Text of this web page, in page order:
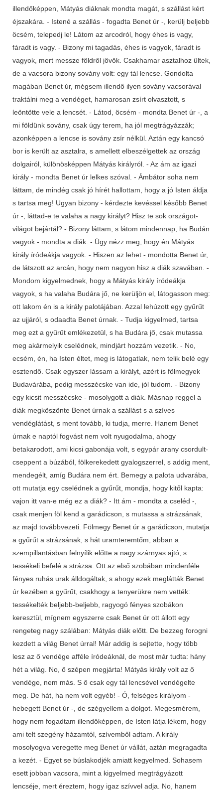
illendőképpen, Mátyás diáknak mondta magát, s szállást kért
éjszakára. - Istené a szállás - fogadta Benet úr -, kerülj beljebb
öcsém, telepedj le! Látom az arcodról, hogy éhes is vagy,
fáradt is vagy. - Bizony mi tagadás, éhes is vagyok, fáradt is
vagyok, mert messze földről jövök. Csakhamar asztalhoz ültek,
de a vacsora bizony sovány volt: egy tál lencse. Gondolta
magában Benet úr, mégsem illendő ilyen sovány vacsorával
traktálni meg a vendéget, hamarosan zsírt olvasztott, s
leöntötte vele a lencsét. - Látod, öcsém - mondta Benet úr -, a
mi földünk sovány, csak úgy terem, ha jól megtrágyázzák;
azonképpen a lencse is sovány zsír nélkül. Aztán egy kancsó
bor is került az asztalra, s amellett elbeszélgettek az ország
dolgairól, különösképpen Mátyás királyról. - Az ám az igazi
király - mondta Benet úr lelkes szóval. - Ámbátor soha nem
láttam, de mindég csak jó hírét hallottam, hogy a jó Isten áldja
s tartsa meg! Ugyan bizony - kérdezte kevéssel később Benet
úr -, láttad-e te valaha a nagy királyt? Hisz te sok országot-
világot bejártál? - Bizony láttam, s látom mindennap, ha Budán
vagyok - mondta a diák. - Úgy nézz meg, hogy én Mátyás
király íródeákja vagyok. - Hiszen az lehet - mondotta Benet úr,
de látszott az arcán, hogy nem nagyon hisz a diák szavában. -
Mondom kigyelmednek, hogy a Mátyás király íródeákja
vagyok, s ha valaha Budára jő, ne kerüljön el, látogasson meg:
ott lakom én is a király palotájában. Azzal lehúzott egy gyűrűt
az ujjáról, s odaadta Benet úrnak. - Tudja kigyelmed, tartsa
meg ezt a gyűrűt emlékezetül, s ha Budára jő, csak mutassa
meg akármelyik cselédnek, mindjárt hozzám vezetik. - No,
ecsém, én, ha Isten éltet, meg is látogatlak, nem telik belé egy
esztendő. Csak egyszer lássam a királyt, azért is fölmegyek
Budavárába, pedig messzécske van ide, jól tudom. - Bizony
egy kicsit messzécske - mosolygott a diák. Másnap reggel a
diák megköszönte Benet úrnak a szállást s a szíves
vendéglátást, s ment tovább, ki tudja, merre. Hanem Benet
úrnak e naptól fogvást nem volt nyugodalma, ahogy
betakarodott, ami kicsi gabonája volt, s egypár arany csordult-
cseppent a búzából, fölkerekedett gyalogszerrel, s addig ment,
mendegélt, amíg Budára nem ért. Bemegy a palota udvarába,
ott mutatja egy cselédnek a gyűrűt, mondja, hogy kitől kapta:
vajon itt van-e még ez a diák? - Itt ám - mondta a cseléd -,
csak menjen föl kend a garádicson, s mutassa a strázsának,
az majd továbbvezeti. Fölmegy Benet úr a garádicson, mutatja
a gyűrűt a strázsának, s hát uramteremtőm, abban a
szempillantásban felnyílik előtte a nagy szárnyas ajtó, s
tessékeli befelé a strázsa. Ott az első szobában mindenféle
fényes ruhás urak álldogáltak, s ahogy ezek meglátták Benet
úr kezében a gyűrűt, csakhogy a tenyerükre nem vették:
tessékelték beljebb-beljebb, ragyogó fényes szobákon
keresztül, mígnem egyszerre csak Benet úr ott állott egy
rengeteg nagy szálában: Mátyás diák előtt. De bezzeg forogni
kezdett a világ Benet úrral! Már addig is sejtette, hogy több
lesz az ő vendége afféle íródeáknál, de most már tudta: hány
hét a világ. No, ő szépen megjárta! Mátyás király volt az ő
vendége, nem más. S ő csak egy tál lencsével vendégelte
meg. De hát, ha nem volt egyéb! - Ó, felséges királyom -
hebegett Benet úr -, de szégyellem a dolgot. Megesmérem,
hogy nem fogadtam illendőképpen, de Isten látja lékem, hogy
ami telt szegény házamtól, szívemből adtam. A király
mosolyogva veregette meg Benet úr vállát, aztán megragadta
a kezét. - Egyet se búslakodjék amiatt kegyelmed. Sohasem
esett jobban vacsora, mint a kigyelmed megtrágyázott
lencséje, mert éreztem, hogy igaz szívvel adja. No, hanem